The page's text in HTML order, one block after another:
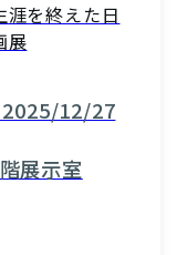
涯を終えた日
展
2025/12/27
展示室